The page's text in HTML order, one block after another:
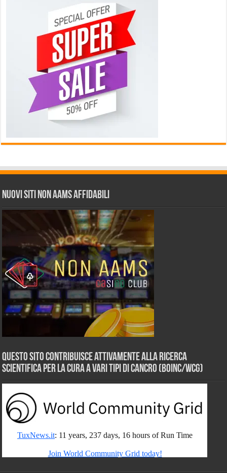
Nuovi siti non AAMS affidabili
Questo sito contribuisce attivamente alla ricerca
scientifica per la cura a vari tipi di Cancro (BOINC/WCG)